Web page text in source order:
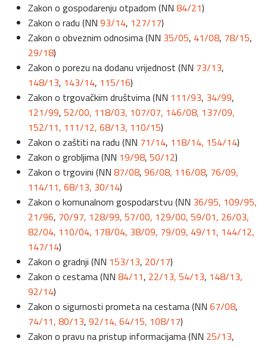
Zakon o gospodarenju otpadom (NN 84/21)
Zakon o radu (NN 93/14, 127/17)
Zakon o obveznim odnosima (NN 35/05, 41/08, 78/15,
29/18)
Zakon o porezu na dodanu vrijednost (NN 73/13,
148/13, 143/14, 115/16)
Zakon o trgovačkim društvima (NN 111/93, 34/99,
121/99, 52/00, 118/03, 107/07, 146/08, 137/09,
152/11, 111/12, 68/13, 110/15)
Zakon o zaštiti na radu (NN 71/14, 118/14, 154/14)
Zakon o grobljima (NN 19/98, 50/12)
Zakon o trgovini (NN 87/08, 96/08, 116/08, 76/09,
114/11, 68/13, 30/14)
Zakon o komunalnom gospodarstvu (NN 36/95, 109/95,
21/96, 70/97, 128/99, 57/00, 129/00, 59/01, 26/03,
82/04, 110/04, 178/04, 38/09, 79/09, 49/11, 144/12,
147/14)
Zakon o gradnji (NN 153/13, 20/17)
Zakon o cestama (NN 84/11, 22/13, 54/13, 148/13,
92/14)
Zakon o sigurnosti prometa na cestama (NN 67/08,
74/11, 80/13, 92/14, 64/15, 108/17)
Zakon o pravu na pristup informacijama (NN 25/13,